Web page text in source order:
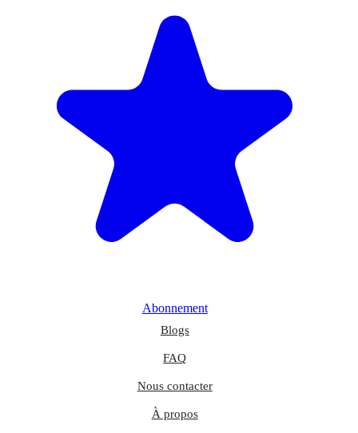
Abonnement
Blogs
FAQ
Nous contacter
À propos